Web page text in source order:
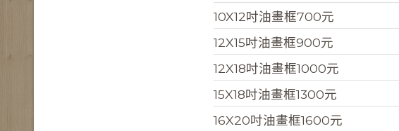
10X12吋油畫框700元
12X15吋油畫框900元
12X18吋油畫框1000元
15X18吋油畫框1300元
16X20吋油畫框1600元